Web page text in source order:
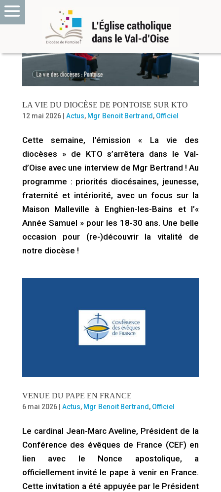
LA VIE DU DIOCÈSE DE PONTOISE SUR KTO
12 mai 2026| Actus, Mgr Benoit Bertrand, Officiel
Cette semaine, l’émission « La vie des
diocèses » de KTO s’arrêtera dans le Val-
d’Oise avec une interview de Mgr Bertrand ! Au
programme : priorités diocésaines, jeunesse,
fraternité et intériorité, avec un focus sur la
Maison Malleville à Enghien-les-Bains et l’«
Année Samuel » pour les 18-30 ans. Une belle
occasion pour (re-)découvrir la vitalité de
notre diocèse !
VENUE DU PAPE EN FRANCE
6 mai 2026| Actus, Mgr Benoit Bertrand , Officiel
Le cardinal Jean-Marc Aveline, Président de la
Conférence des évêques de France (CEF) en
lien avec le Nonce apostolique, a
officiellement invité le pape à venir en France.
Cette invitation a été appuyée par le Président